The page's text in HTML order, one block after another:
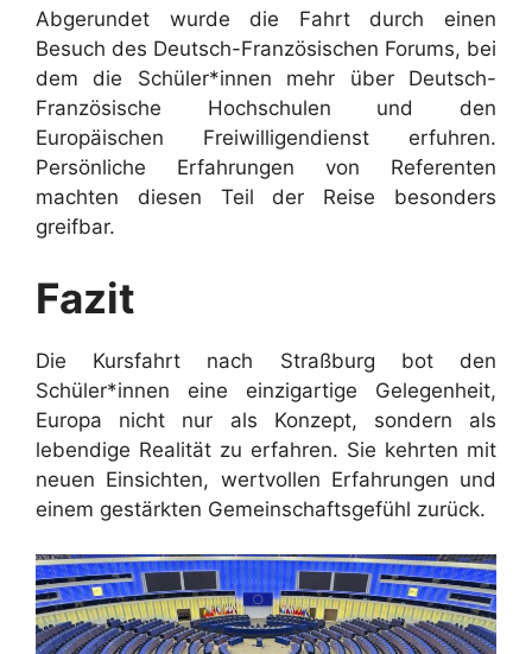
Abgerundet wurde die Fahrt durch einen
Besuch des Deutsch-Französischen Forums, bei
dem die Schüler*innen mehr über Deutsch-
Französische Hochschulen und den
Europäischen Freiwilligendienst erfuhren.
Persönliche Erfahrungen von Referenten
machten diesen Teil der Reise besonders
greifbar.
Fazit
Die Kursfahrt nach Straßburg bot den
Schüler*innen eine einzigartige Gelegenheit,
Europa nicht nur als Konzept, sondern als
lebendige Realität zu erfahren. Sie kehrten mit
neuen Einsichten, wertvollen Erfahrungen und
einem gestärkten Gemeinschaftsgefühl zurück.